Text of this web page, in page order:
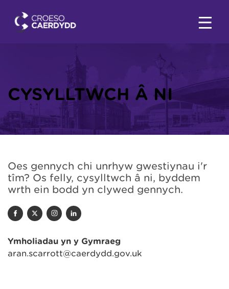
CYSYLLTWCH Â NI
Oes gennych chi unrhyw gwestiynau i'r
tîm? Os felly, cysylltwch â ni, byddem
wrth ein bodd yn clywed gennych.
Ymholiadau yn y Gymraeg
aran.scarrott@caerdydd.gov.uk